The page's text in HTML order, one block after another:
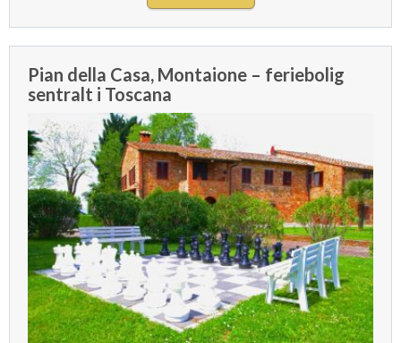
Pian della Casa, Montaione – feriebolig
sentralt i Toscana